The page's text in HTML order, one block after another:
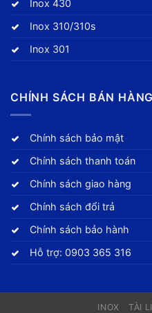
Inox 430
Inox 310/310s
Inox 301
CHÍNH SÁCH BÁN HÀNG
Chính sách bảo mật
Chính sách thanh toán
Chính sách giao hàng
Chính sách đổi trả
Chính sách bảo hành
Hỗ trợ: 0903 365 316
INOX TÀI